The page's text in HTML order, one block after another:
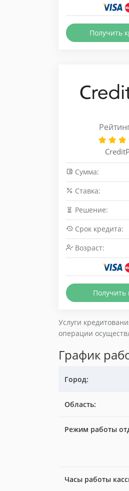
Получить
Сумма:
Cтавка:
Решение:
Срок кредита:
Возраст:
Получить
Услуги
операции
График
Город:
Область:
Режим работы
Часы работы